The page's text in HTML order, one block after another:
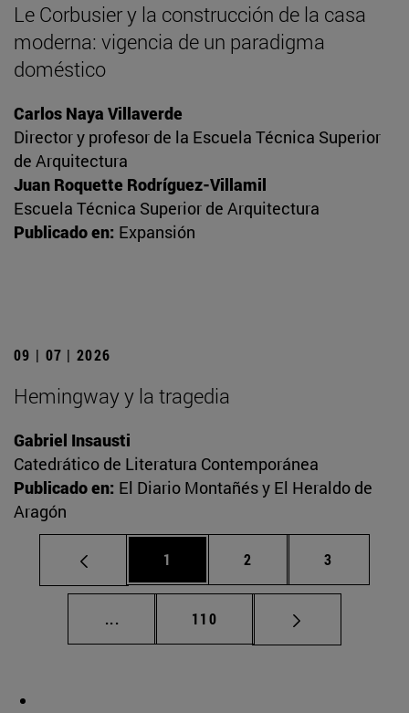
Le Corbusier y la construcción de la casa
moderna: vigencia de un paradigma
doméstico
Carlos Naya Villaverde
Director y profesor de la Escuela Técnica Superior
de Arquitectura
Juan Roquette Rodríguez-Villamil
Escuela Técnica Superior de Arquitectura
Publicado en: Expansión
09 | 07 | 2026
Hemingway y la tragedia
Gabriel Insausti
Catedrático de Literatura Contemporánea
Publicado en: El Diario Montañés y El Heraldo de
Aragón
Página
1 Página
2 Página
3
... Páginas intermedias Use TAB para
Página
110